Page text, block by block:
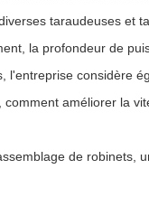
taraudeuses et
la profondeur de
l'entreprise considère
améliorer la
de robinets,